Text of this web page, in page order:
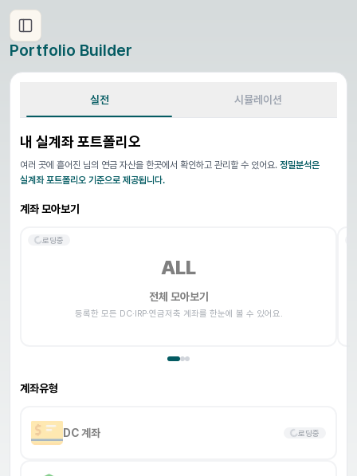
Portfolio Builder
실전 시뮬레이션
내 실계좌 포트폴리오
여러 곳에 흩어진 님의 연금 자산을 한곳에서 확인하고 관리할 수 있어요. 정밀분석은
실계좌 포트폴리오 기준으로 제공됩니다.
계좌 모아보기
로딩중
ALL
전체 모아보기
등록한 모든 DC·IRP·연금저축 계좌를 한눈에 볼 수 있어요.
계좌유형
DC 계좌 로딩중